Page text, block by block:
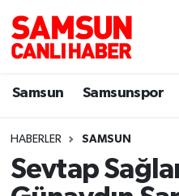
Samsun Samsunspor
HABERLER SAMSUN
Sevtap
Samsun
Sokak Röportajları
Genel
Samsun Nöbetçi
Samsun Hava Durumu
Samsun Namaz
Samsun Trafik